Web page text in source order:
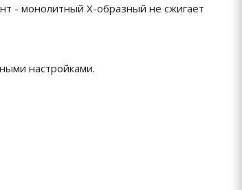
- монолитный Х-образный не сжигает
настройками.